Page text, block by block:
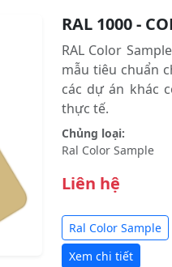
RAL 1000 -
RAL Color
mẫu tiêu chuẩn
các dự án khác
thực tế.
Chủng loại:
Ral Color Sample
Liên hệ
Ral Color Sample
Xem chi tiết